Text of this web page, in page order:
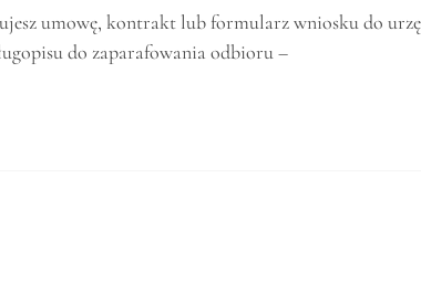
umowę, kontrakt lub formularz wniosku do
do zaparafowania odbioru –